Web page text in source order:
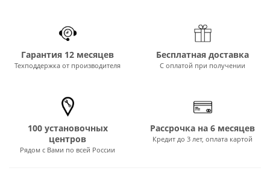
Гарантия 12 месяцев
Техподдержка от производителя
Бесплатная доставка
С оплатой при получении
100 установочных
центров
Рядом с Вами по всей России
Рассрочка на 6 месяцев
Кредит до 3 лет, оплата картой